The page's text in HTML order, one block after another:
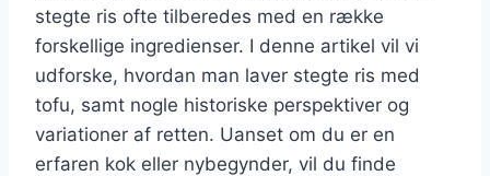
stegte ris ofte tilberedes med en række
forskellige ingredienser. I denne artikel vil vi
udforske, hvordan man laver stegte ris med
tofu, samt nogle historiske perspektiver og
variationer af retten. Uanset om du er en
erfaren kok eller nybegynder, vil du finde